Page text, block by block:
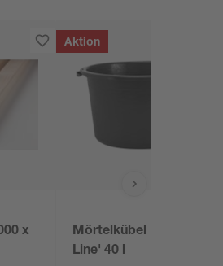
x
Aktion
Mörtelkübel 'Profi
Line' 40 l